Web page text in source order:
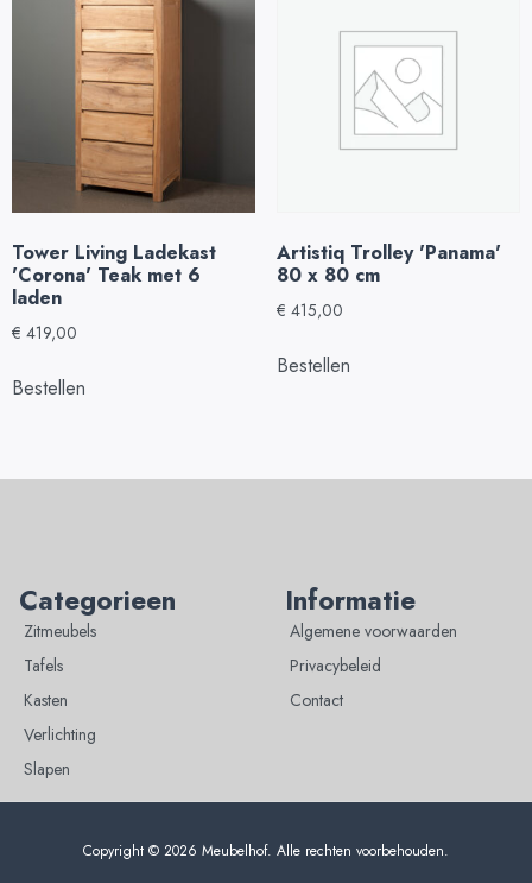
Tower Living Ladekast
'Corona' Teak met 6
laden
€ 419,00
Bestellen
Artistiq Trolley 'Panama'
80 x 80 cm
€ 415,00
Bestellen
Categorieen
Zitmeubels
Tafels
Kasten
Verlichting
Slapen
Informatie
Algemene voorwaarden
Privacybeleid
Contact
Copyright © 2026 Meubelhof. Alle rechten voorbehouden.